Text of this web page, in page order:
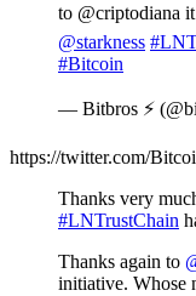
to @criptodiana
@starkness
#Bitcoin
— Bitbros ⚡️
https://twitter.com/
Thanks very
#LNTrustChain
Thanks again to
initiative. Whose